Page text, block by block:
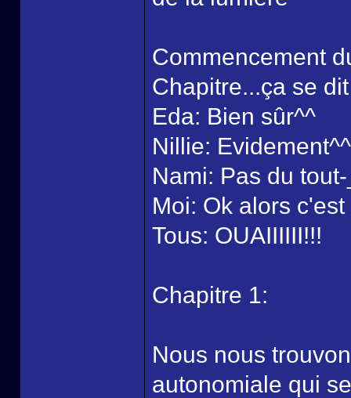
Commencement
Chapitre...ça se
Eda: Bien sûr^^
Nillie: Evidement^^
Nami: Pas du
Moi: Ok alors
Tous: OUAIIIIII!!!
Chapitre 1:
Nous nous
autonomiale qui